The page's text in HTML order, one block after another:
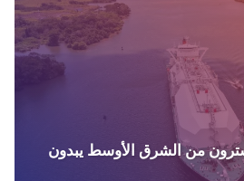
من الشرق الأوسط يبدون